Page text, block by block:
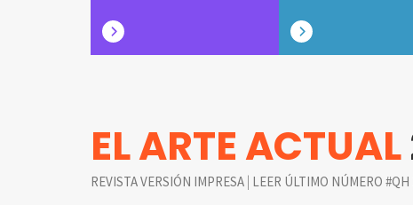
EL ARTE ACTUAL
REVISTA VERSIÓN IMPRESA | LEER ÚLTIMO NÚMERO #QH